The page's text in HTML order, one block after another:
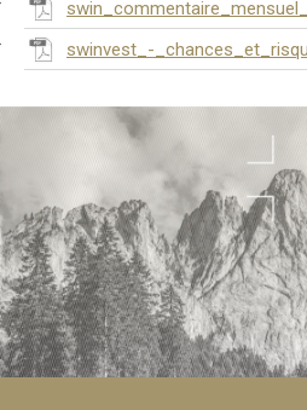
swinvest_-